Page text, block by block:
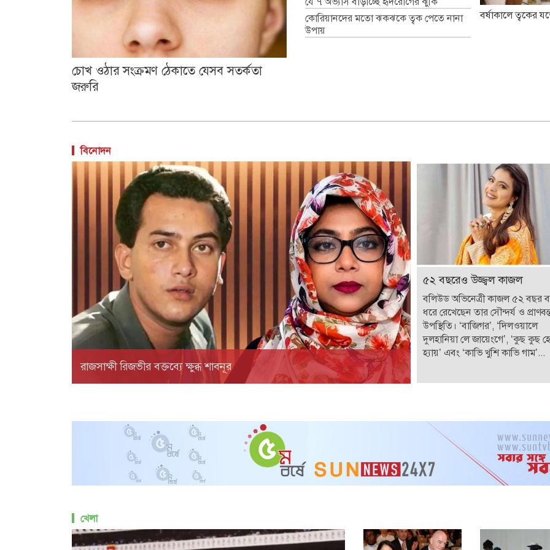
চোখ ওঠার সংক্রমণ ঠেকাতে যেসব সতর্কতা
জরুরি
কোরিয়ানদের মতো ঝকঝকে ত্বক পেতে নানা
উপায়
বর্ষাকালে ত্বকের
বিনোদন
রাজসাক্ষী রিজভীর বক্তব্যে ক্ষুব্ধ শাবনূর
৫২ বছরেও উজ্জ্বল কাজল
বলিউড অভিনেত্রী কাজল ৫২ বছর
ধরে রেখেছেন তার সৌন্দর্য ও
উপস্থিতি। ‘বাজিগর’, ‘দিলওয়ালে
দুলহানিয়া লে জায়েংগে’, ‘কুছ কুছ
হ্যায়’ এবং ‘কাভি খুশি কাভি গাম’...
খেলা